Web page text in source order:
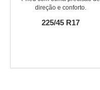
direção e conforto.
225/45 R17